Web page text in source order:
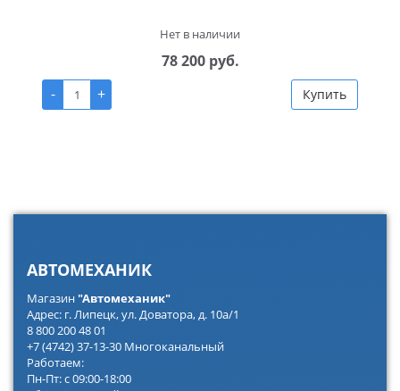
Нет в наличии
78 200 руб.
-
+ Купить
АВТОМЕХАНИК
Магазин"Автомеханик"
Адрес: г. Липецк, ул. Доватора, д. 10а/1
8 800 200 48 01
+7 (4742) 37-13-30 Многоканальный
Работаем:
Пн-Пт: с 09:00-18:00